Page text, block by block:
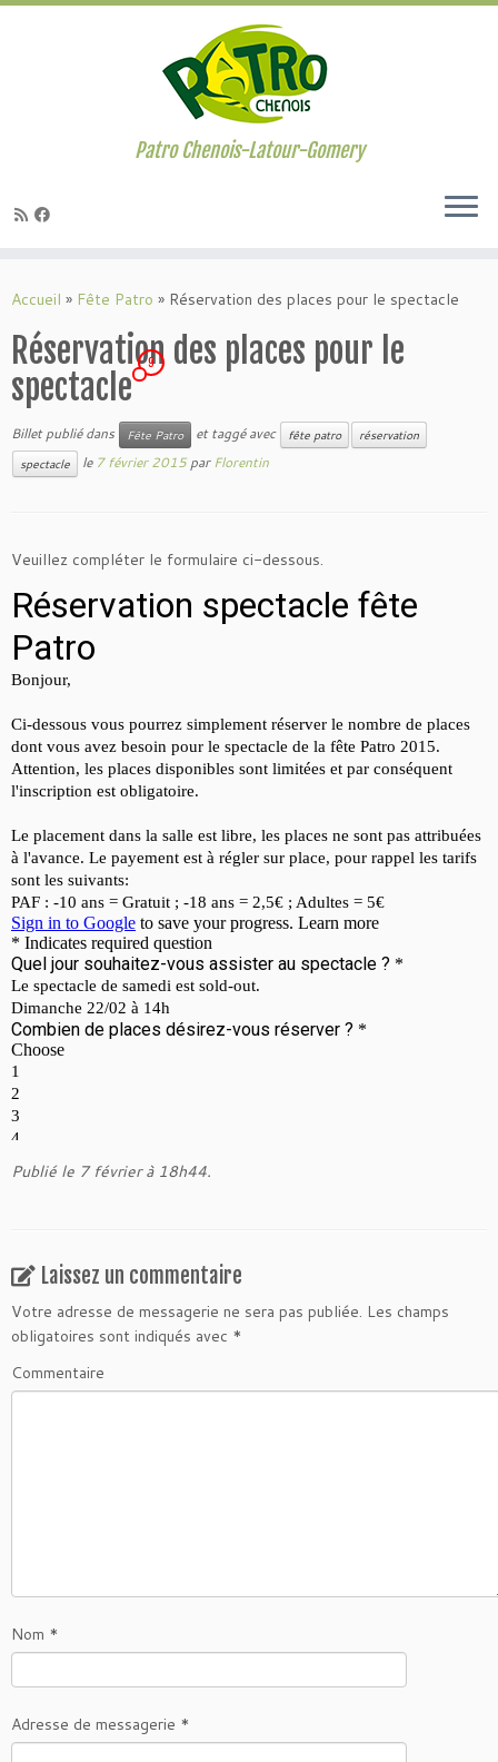
Passer
Patro Chenois-Latour-Gomery
Accueil » Fête Patro » Réservation des places pour le spectacle
Réservation des places pour le
spectacle
9
Billet publié dans Fête Patro et taggé avec fête patro
réservation
spectacle
le 7 février 2015 parFlorentin
Veuillez compléter le formulaire ci-dessous.
Publié le 7 février à 18h44.
Laissez un commentaire
Votre adresse de messagerie ne sera pas publiée. Les champs
obligatoires sont indiqués avec *
Commentaire
Nom *
Adresse de messagerie *